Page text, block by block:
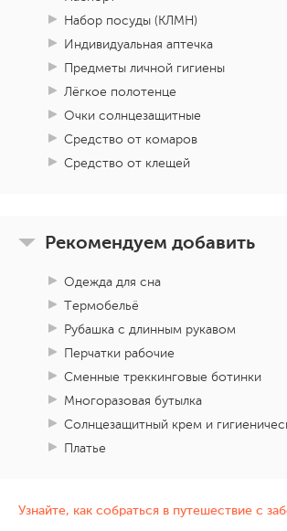
Набор посуды (КЛМН)
Индивидуальная аптечка
Предметы личной гигиены
Лёгкое полотенце
Очки солнцезащитные
Средство от комаров
Средство от клещей
Рекомендуем добавить
Одежда для сна
Термобельё
Рубашка с длинным рукавом
Перчатки рабочие
Сменные треккинговые ботинки
Многоразовая бутылка
Солнцезащитный крем и
Платье
Узнайте, как собраться в путешествие с